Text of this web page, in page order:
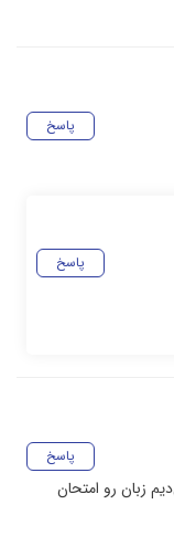
پاسخ
پاسخ
پاسخ
زبان رو امتحان